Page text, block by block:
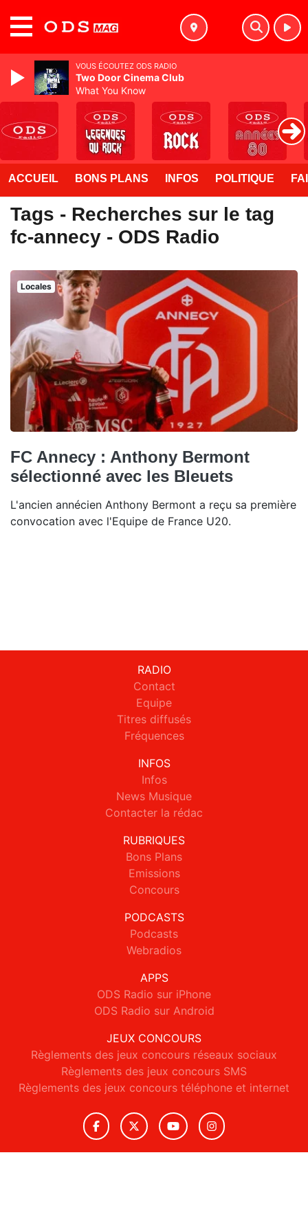
ACCUEIL BONS PLANS INFOS POLITIQUE
Tags - Recherches sur le tag
fc-annecy - ODS Radio
Locales
FC Annecy : Anthony Bermont
sélectionné avec les Bleuets
L'ancien annécien Anthony Bermont a reçu sa première
convocation avec l'Equipe de France U20.
RADIO
Contact
Equipe
Titres diffusés
Fréquences
INFOS
Infos
News Musique
Contacter la rédac
RUBRIQUES
Bons Plans
Emissions
Concours
PODCASTS
Podcasts
Webradios
APPS
ODS Radio sur iPhone
ODS Radio sur Android
JEUX CONCOURS
Règlements des jeux concours réseaux sociaux
Règlements des jeux concours SMS
Règlements des jeux concours téléphone et internet
VOUS ÉCOUTEZ ODS RADIO
Two Door Cinema Club
What You Know